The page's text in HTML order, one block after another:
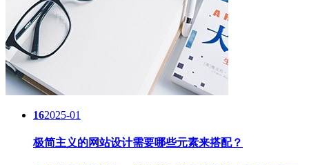
162025-01
极简主义的网站设计需要哪些元素来搭配？